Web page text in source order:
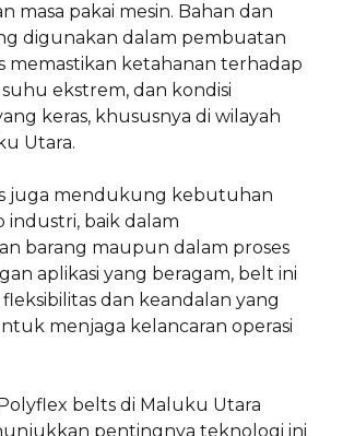
masa pakai mesin. Bahan dan
digunakan dalam pembuatan
memastikan ketahanan terhadap
ekstrem, dan kondisi
keras, khususnya di wilayah
Utara.
juga mendukung kebutuhan
industri, baik dalam
barang maupun dalam proses
aplikasi yang beragam, belt ini
dan keandalan yang
menjaga kelancaran operasi
belts di Maluku Utara
pentingnya teknologi ini